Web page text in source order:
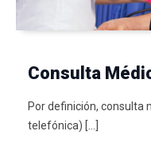
Consulta
Por definición, consulta
telefónica) […]